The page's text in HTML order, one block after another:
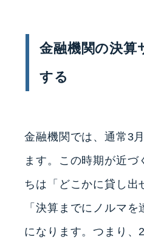
金融機関の決算
する
金融機関では、通常3
ます。この時期が近づ
ちは「どこかに貸し出
「決算までにノルマ
になります。つまり、